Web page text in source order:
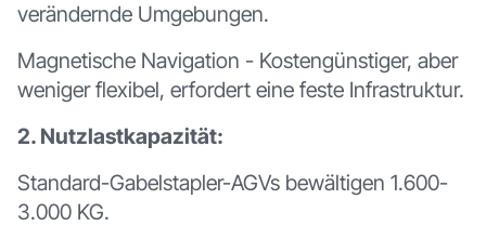
verändernde Umgebungen.
Magnetische Navigation - Kostengünstiger, aber
weniger flexibel, erfordert eine feste Infrastruktur.
2. Nutzlastkapazität:
Standard-Gabelstapler-AGVs bewältigen 1.600-
3.000 KG.